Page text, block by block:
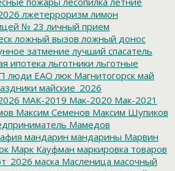
лжетерроризм лимон
№ 23 личный прием
ложный вызов ложный донос
затмение лучший спасатель
ипотека льготники льготные
люди ЕАО люк Магнитогорск май
майские_2026
МАК-2019 Мак-2020 Мак-2021
Максим Семенов Максим Шупиков
Мамедов
мандарин мандарины Марвин
Марк Кауфман маркировка товаров
маска Масленица масочный